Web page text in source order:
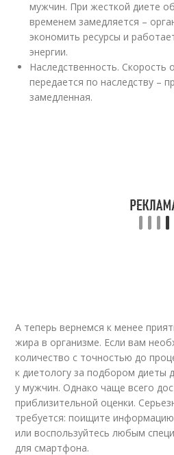
мужчин. При жесткой диете
временем замедляется –
экономить ресурсы и
энергии.
Наследственность. Скорость
передается по наследству –
замедленная.
А теперь вернемся к менее
жира в организме. Если вам
количество с точностью до
к диетологу за подбором диеты
у мужчин. Однако чаще всего
приблизительной оценки.
требуется: поищите
или воспользуйтесь любым
для смартфона.